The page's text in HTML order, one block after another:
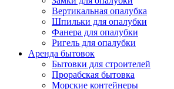
Вертикальная опалубка
Шпильки для опалубки
Фанера для опалубки
Ригель для опалубки
Аренда бытовок
Бытовки для строителей
Прорабская бытовка
Морские контейнеры